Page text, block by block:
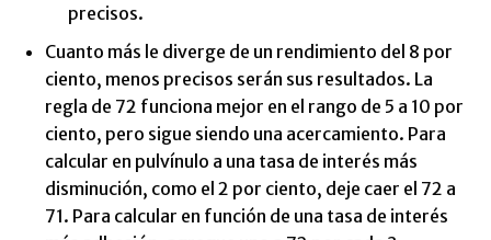
precisos.
Cuanto más le diverge de un rendimiento del 8 por
ciento, menos precisos serán sus resultados. La
regla de 72 funciona mejor en el rango de 5 a 10 por
ciento, pero sigue siendo una acercamiento. Para
calcular en pulvínulo a una tasa de interés más
disminución, como el 2 por ciento, deje caer el 72 a
71. Para calcular en función de una tasa de interés